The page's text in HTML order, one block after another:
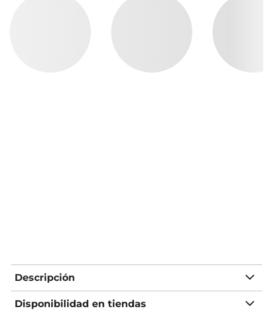
Descripción
Disponibilidad en tiendas